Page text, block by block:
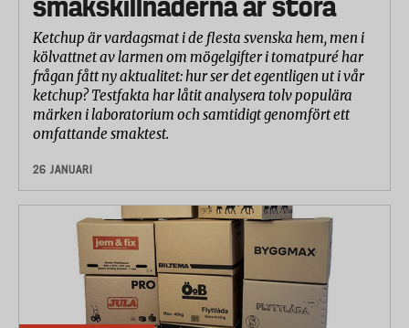
smakskillnaderna är stora
Ketchup är vardagsmat i de flesta svenska hem, men i
kölvattnet av larmen om mögelgifter i tomatpuré har
frågan fått ny aktualitet: hur ser det egentligen ut i vår
ketchup? Testfakta har låtit analysera tolv populära
märken i laboratorium och samtidigt genomfört ett
omfattande smaktest.
26 JANUARI